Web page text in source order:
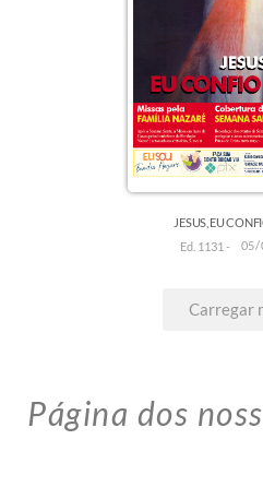
JESUS, EU
Ed. 1131 -
05/
Carregar
Página dos